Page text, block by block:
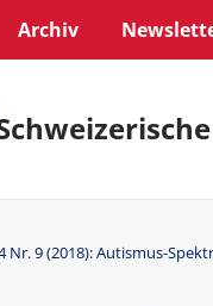
Archiv
Nr. 9 (2018): Autismus-